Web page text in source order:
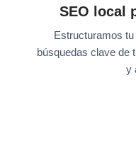
SEO local
Estructuramos
búsquedas clave de
y